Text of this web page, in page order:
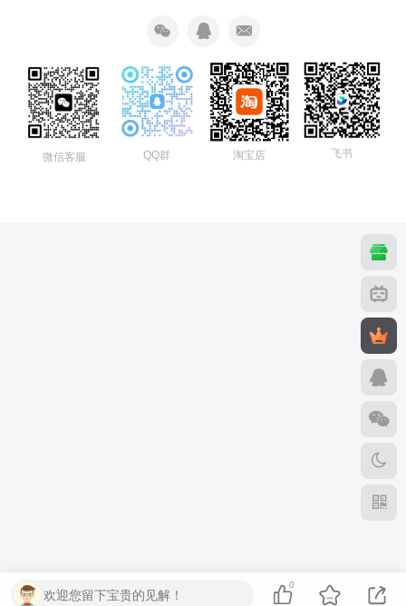
微信客服 QQ群 淘宝店 飞书
欢迎您留下宝贵的见解！
0